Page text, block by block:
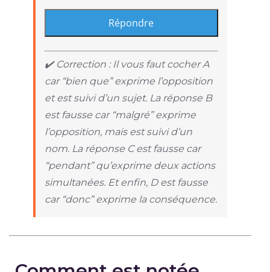
✔️ Correction : Il vous faut cocher A
car “bien que” exprime l’opposition
et est suivi d’un sujet. La réponse B
est fausse car “malgré” exprime
l’opposition, mais est suivi d’un
nom. La réponse C est fausse car
“pendant” qu’exprime deux actions
simultanées. Et enfin, D est fausse
car “donc” exprime la conséquence.